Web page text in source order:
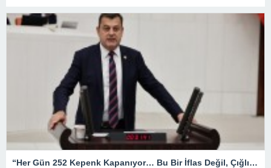
“Her Gün 252 Kepenk Kapanıyor… Bu Bir İflas Değil, Çığlıktır!”